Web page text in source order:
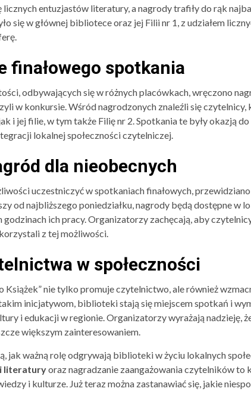
licznych entuzjastów literatury, a nagrody trafiły do rąk
się w głównej bibliotece oraz jej Filii nr 1, z udziałem
finałowego spotkania
odbywających się w różnych placówkach, wręczono
w konkursie. Wśród nagrodzonych znaleźli się
i jej filie, w tym także Filię nr 2. Spotkania te były okazją
lokalnej społeczności czytelniczej.
dla nieobecnych
uczestniczyć w spotkaniach finałowych,
od najbliższego poniedziałku, nagrody będą dostępne w
ich pracy. Organizatorzy zachęcają, aby
z tej możliwości.
w społeczności
Książek” nie tylko promuje czytelnictwo, ale również
inicjatywom, biblioteki stają się miejscem spotkań i
i edukacji w regionie. Organizatorzy wyrażają nadzieję,
większym zainteresowaniem.
jak ważną rolę odgrywają biblioteki w życiu lokalnych
literaturyoraz nagradzanie zaangażowania czytelników to
i kulturze. Już teraz można zastanawiać się, jakie